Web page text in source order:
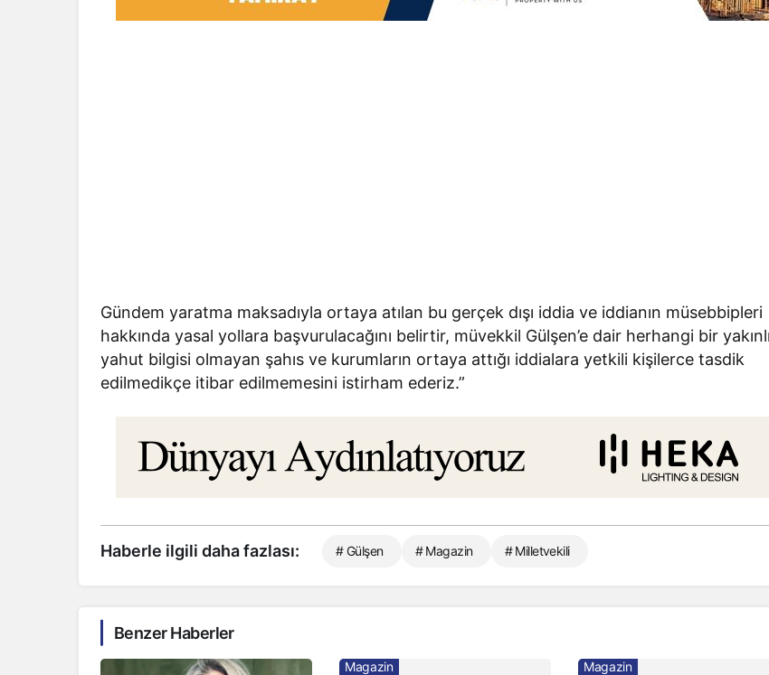
Gündem yaratma maksadıyla ortaya atılan bu gerçek dışı iddia ve iddianın müsebbipleri
hakkında yasal yollara başvurulacağını belirtir, müvekkil Gülşen’e dair herhangi bir
yahut bilgisi olmayan şahıs ve kurumların ortaya attığı iddialara yetkili kişilerce tasdik
edilmedikçe itibar edilmemesini istirham ederiz.”
Haberle ilgili daha fazlası: # Gülşen # Magazin # Milletvekili
Benzer Haberler
Magazin Magazin